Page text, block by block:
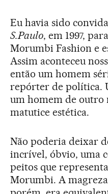
Eu havia sido
S.Paulo, em 1997,
Morumbi Fashion e
Assim aconteceu
então um homem
repórter de política.
um homem de outro
matutice estética.
Não poderia deixar
incrível, óbvio, uma
peitos que
Morumbi. A